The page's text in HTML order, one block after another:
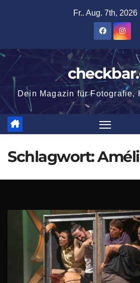
Fr.. Aug. 7th, 2026
Dein Magazin für Fotografie,
Schlagwort: